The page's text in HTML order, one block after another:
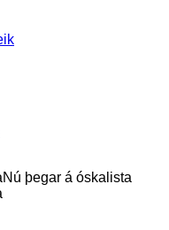
Nú þegar á óskalista